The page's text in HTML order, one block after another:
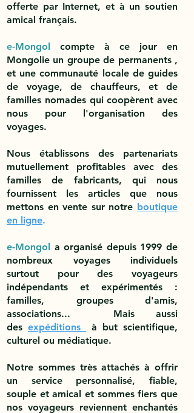
offerte par Internet, et à un soutien
amical français.
e-Mongol compte à ce jour en
Mongolie un groupe de permanents ,
et une communauté locale de guides
de voyage, de chauffeurs, et de
familles nomades qui coopèrent avec
nous pour l'organisation des
voyages.
Nous établissons des partenariats
mutuellement profitables avec des
familles de fabricants, qui nous
fournissent les articles que nous
mettons en vente sur notre boutique
en ligne.
e-Mongol a organisé depuis 1999 de
nombreux voyages individuels
surtout pour des voyageurs
indépendants et expérimentés :
familles, groupes d'amis,
associations... Mais aussi
des expéditions
à but scientifique,
culturel ou médiatique.
Notre sommes très attachés à offrir
un service personnalisé, fiable,
souple et amical et sommes fiers que
nos voyageurs reviennent enchantés